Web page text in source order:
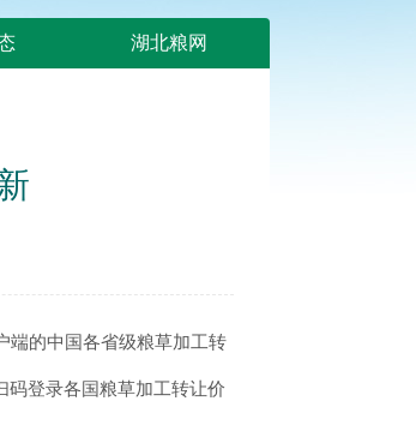
湖北粮网
端的中国各省级粮草加工转
码登录各国粮草加工转让价